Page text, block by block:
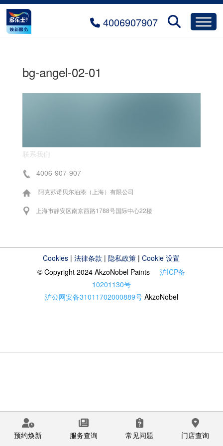
4006907907
bg-angel-02-01
联系我们
4006-907-907
阿克苏诺贝尔油漆（上海）有限公司
上海市静安区南京西路1788号国际中心22楼
Cookies |法律条款 |隐私政策 |Cookie 设置
© Copyright 2024 AkzoNobel Paints沪ICP备
10201130号
沪公网安备31011702000889号 AkzoNobel
预约焕新 服务查询 常见问题 门店查询